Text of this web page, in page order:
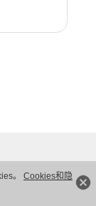
。 Cookies和隐